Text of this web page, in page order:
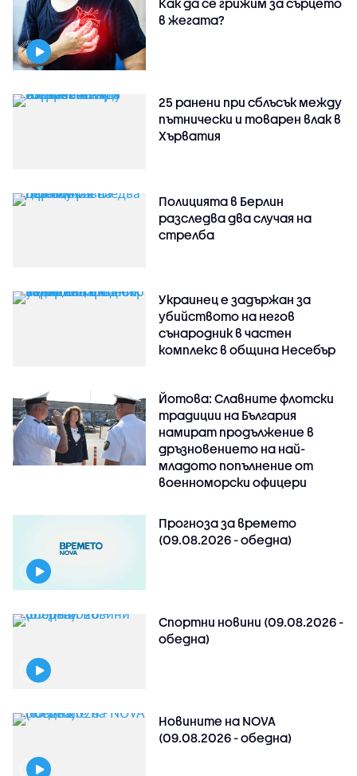
в жегата?
25 ранени при сблъсък между
пътнически и товарен влак в
Хърватия
Полицията в Берлин
разследва два случая на
стрелба
Украинец е задържан за
убийството на негов
сънародник в частен
комплекс в община Несебър
Йотова: Славните флотски
традиции на България
намират продължение в
дръзновението на най-
младото попълнение от
военноморски офицери
Прогноза за времето
(09.08.2026 - обедна)
Спортни новини (09.08.2026 -
обедна)
Новините на NOVA
(09.08.2026 - обедна)